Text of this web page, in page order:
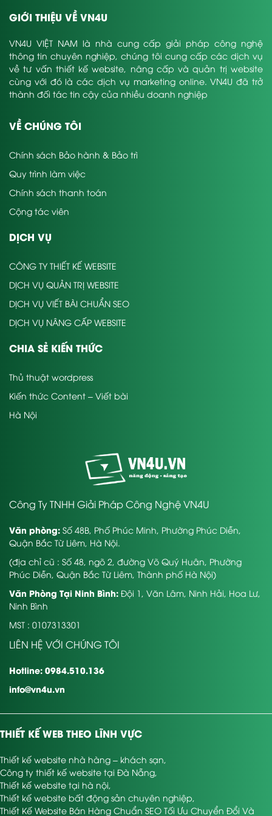
GIỚI THIỆU VỀ VN4U
VN4U VIỆT NAM là nhà cung cấp giải pháp công nghệ
thông tin chuyên nghiệp, chúng tôi cung cấp các dịch vụ
về tư vấn thiết kế website, nâng cấp và quản trị website
cùng với đó là các dịch vụ marketing online. VN4U đã trở
thành đối tác tin cậy của nhiều doanh nghiệp
VỀ CHÚNG TÔI
Chính sách Bảo hành & Bảo trì
Quy trình làm việc
Chính sách thanh toán
Cộng tác viên
DỊCH VỤ
CÔNG TY THIẾT KẾ WEBSITE
DỊCH VỤ QUẢN TRỊ WEBSITE
DỊCH VỤ VIẾT BÀI CHUẨN SEO
DỊCH VỤ NÂNG CẤP WEBSITE
CHIA SẺ KIẾN THỨC
Thủ thuật wordpress
Kiến thức Content – Viết bài
Hà Nội
Công Ty TNHH Giải Pháp Công Nghệ VN4U
Văn phòng: Số 48B, Phố Phúc Minh, Phường Phúc Diễn,
Quận Bắc Từ Liêm, Hà Nội.
(địa chỉ cũ : Số 48, ngõ 2, đường Võ Quý Huân, Phường
Phúc Diễn, Quận Bắc Từ Liêm, Thành phố Hà Nội)
Văn Phòng Tại Ninh Bình: Đội 1, Văn Lâm, Ninh Hải, Hoa Lư,
Ninh Bình
MST : 0107313301
LIÊN HỆ VỚI CHÚNG TÔI
Hotline: 0984.510.136
info@vn4u.vn
THIẾT KẾ WEB THEO LĨNH VỰC
Thiết kế website nhà hàng – khách sạn
Công ty thiết kế website tại Đà Nẵng
Thiết kế website tại hà nội
Thiết kế website bất động sản chuyên nghiệp
Thiết Kế Website Bán Hàng Chuẩn SEO Tối Ưu Chuyển Đổi Và